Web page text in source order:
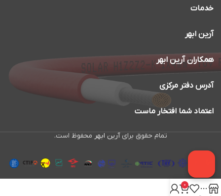
خدمات
آرین ابهر
همکاران آرین ابهر
آدرس دفتر مرکزی
اعتماد شما افتخار ماست
تمام حقوق برایآرین ابهر محفوظ است.
0